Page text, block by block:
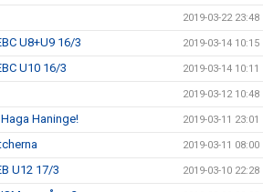
2019-03-22 23:48
U8+U9 16/3 2019-03-14 10:15
U10 16/3 2019-03-14 10:11
2019-03-12 10:48
Haninge! 2019-03-11 23:01
2019-03-11 08:00
U12 17/3 2019-03-10 22:28